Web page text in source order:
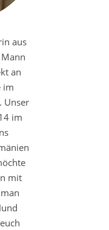
aus
an
im
Unser
im
mit